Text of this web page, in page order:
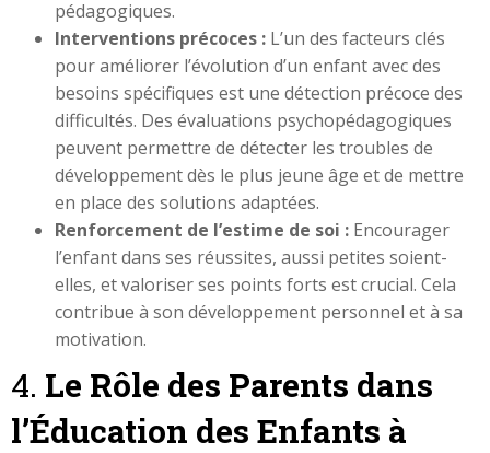
pédagogiques.
Interventions précoces : L’un des facteurs clés
pour améliorer l’évolution d’un enfant avec des
besoins spécifiques est une détection précoce des
difficultés. Des évaluations psychopédagogiques
peuvent permettre de détecter les troubles de
développement dès le plus jeune âge et de mettre
en place des solutions adaptées.
Renforcement de l’estime de soi : Encourager
l’enfant dans ses réussites, aussi petites soient-
elles, et valoriser ses points forts est crucial. Cela
contribue à son développement personnel et à sa
motivation.
4. Le Rôle des Parents dans
l’Éducation des Enfants à